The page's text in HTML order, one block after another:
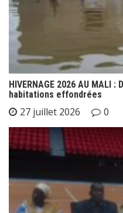
HIVERNAGE 2026 AU MALI
habitations effondrées
27 juillet 2026 0